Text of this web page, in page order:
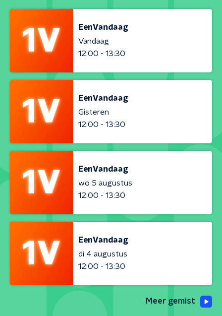
EenVandaag
Vandaag
12:00 - 13:30
EenVandaag
Gisteren
12:00 - 13:30
EenVandaag
wo 5 augustus
12:00 - 13:30
EenVandaag
di 4 augustus
12:00 - 13:30
Meer gemist